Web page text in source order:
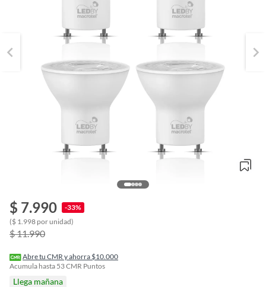
$ 7.990
-33%
($ 1.998 por unidad)
$ 11.990
Abre tu CMR y ahorra $10.000
Acumula hasta 53CMR Puntos
Llega mañana
e
r